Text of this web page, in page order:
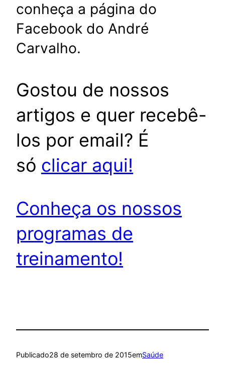
conheça a página do
Facebook do André
Carvalho.
Gostou de nossos
artigos e quer recebê-
los por email? É
só clicar aqui!
Conheça os nossos
programas de
treinamento!
Publicado28 de setembro de 2015emSaúde